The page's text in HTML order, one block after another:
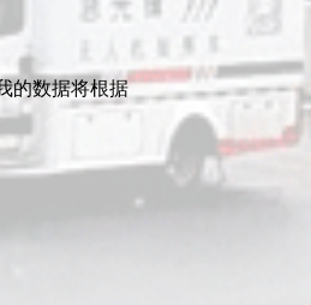
的数据将根据